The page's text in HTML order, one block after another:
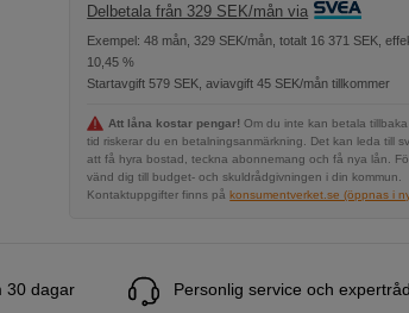
Delbetala från 329 SEK/mån via
Exempel: 48 mån, 329 SEK/mån, totalt 16 371 SEK,
10,45 %
Startavgift 579 SEK, aviavgift 45 SEK/mån tillkommer
Att låna kostar pengar! Om du inte kan betala
tid riskerar du en betalningsanmärkning. Det kan leda till
att få hyra bostad, teckna abonnemang och få nya lån.
vänd dig till budget- och skuldrådgivningen i din kommun.
Kontaktuppgifter finns på konsumentverket.se (öppnas i
30 dagar Personlig service och